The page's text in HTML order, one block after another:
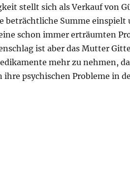
stellt sich als Verkauf von
beträchtliche Summe einspielt
schon immer erträumten
ist aber das Mutter
mehr zu nehmen,
psychischen Probleme in